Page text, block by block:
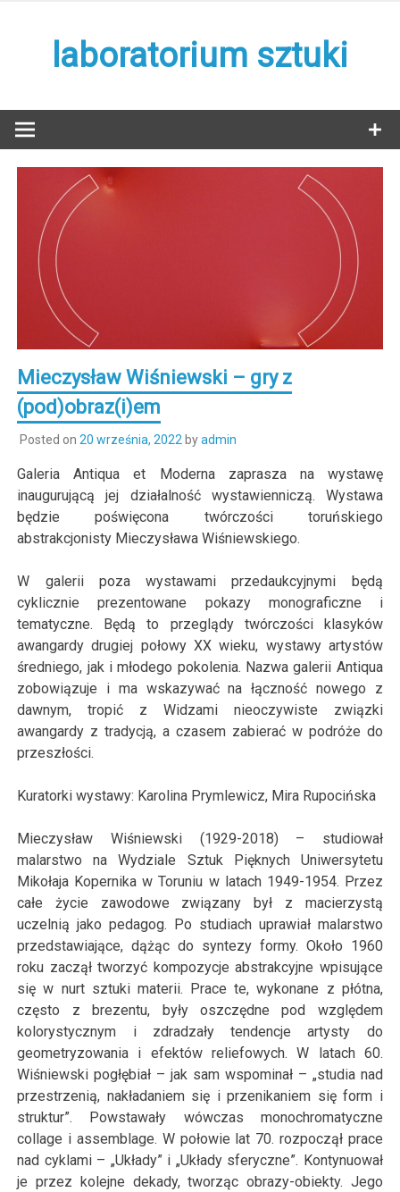
laboratorium sztuki
Mieczysław Wiśniewski – gry z
(pod)obraz(i)em
Posted on 20 września, 2022 byadmin
Galeria Antiqua et Moderna zaprasza na wystawę
inaugurującą jej działalność wystawienniczą. Wystawa
będzie poświęcona twórczości toruńskiego
abstrakcjonisty Mieczysława Wiśniewskiego.
W galerii poza wystawami przedaukcyjnymi będą
cyklicznie prezentowane pokazy monograficzne i
tematyczne. Będą to przeglądy twórczości klasyków
awangardy drugiej połowy XX wieku, wystawy artystów
średniego, jak i młodego pokolenia. Nazwa galerii Antiqua
zobowiązuje i ma wskazywać na łączność nowego z
dawnym, tropić z Widzami nieoczywiste związki
awangardy z tradycją, a czasem zabierać w podróże do
przeszłości.
Kuratorki wystawy: Karolina Prymlewicz, Mira Rupocińska
Mieczysław Wiśniewski (1929-2018) – studiował
malarstwo na Wydziale Sztuk Pięknych Uniwersytetu
Mikołaja Kopernika w Toruniu w latach 1949-1954. Przez
całe życie zawodowe związany był z macierzystą
uczelnią jako pedagog. Po studiach uprawiał malarstwo
przedstawiające, dążąc do syntezy formy. Około 1960
roku zaczął tworzyć kompozycje abstrakcyjne wpisujące
się w nurt sztuki materii. Prace te, wykonane z płótna,
często z brezentu, były oszczędne pod względem
kolorystycznym i zdradzały tendencje artysty do
geometryzowania i efektów reliefowych. W latach 60.
Wiśniewski pogłębiał – jak sam wspominał – „studia nad
przestrzenią, nakładaniem się i przenikaniem się form i
struktur”. Powstawały wówczas monochromatyczne
collage i assemblage. W połowie lat 70. rozpoczął prace
nad cyklami – „Układy” i „Układy sferyczne”. Kontynuował
je przez kolejne dekady, tworząc obrazy-obiekty. Jego